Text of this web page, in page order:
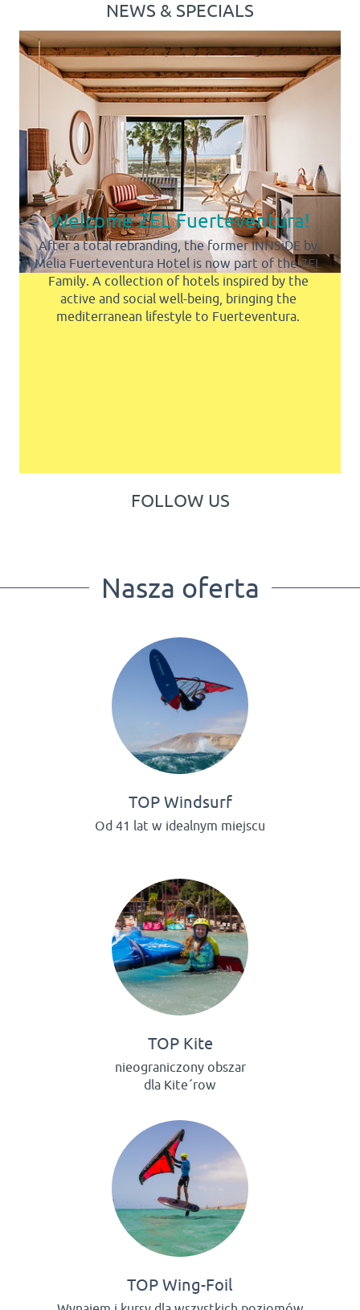
NEWS & SPECIALS
Welcome ZEL Fuerteventura!
After a total rebranding, the former INNSiDE by
Melia Fuerteventura Hotel is now part of the ZEL
Family. A collection of hotels inspired by the
active and social well-being, bringing the
mediterranean lifestyle to Fuerteventura.
FOLLOW US
Nasza oferta
TOP Windsurf
Od 41 lat w idealnym miejscu
TOP Kite
nieograniczony obszar
dla Kite´row
TOP Wing-Foil